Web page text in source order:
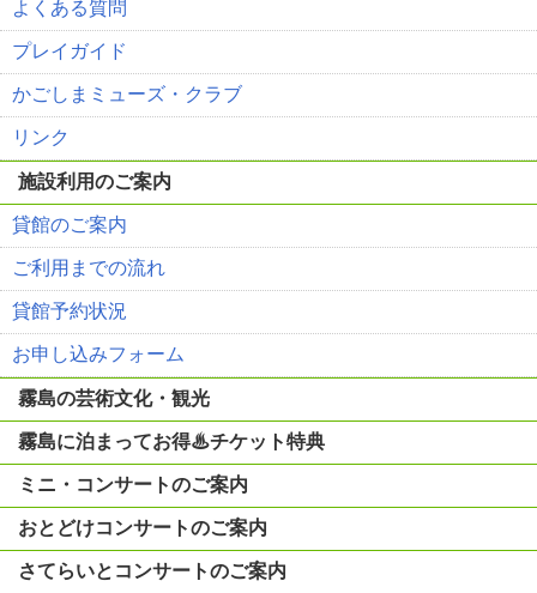
よくある質問
プレイガイド
かごしまミューズ・クラブ
リンク
施設利用のご案内
貸館のご案内
ご利用までの流れ
貸館予約状況
お申し込みフォーム
霧島の芸術文化・観光
霧島に泊まってお得♨チケット特典
ミニ・コンサートのご案内
おとどけコンサートのご案内
さてらいとコンサートのご案内